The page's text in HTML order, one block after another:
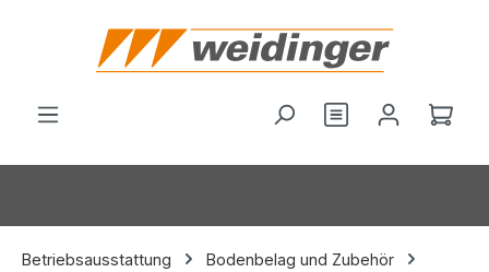
springen
Betriebsausstattung
Bodenbelag und Zubehör